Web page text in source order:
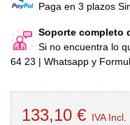
Paga en 3 plazos
Soporte completo
Si no encuentra lo
64 23 | Whatsapp y
133,10 € IVA Incl.